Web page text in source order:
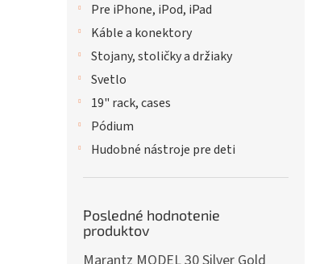
Pre iPhone, iPod, iPad
Káble a konektory
Stojany, stoličky a držiaky
Svetlo
19" rack, cases
Pódium
Hudobné nástroje pre deti
Posledné hodnotenie
produktov